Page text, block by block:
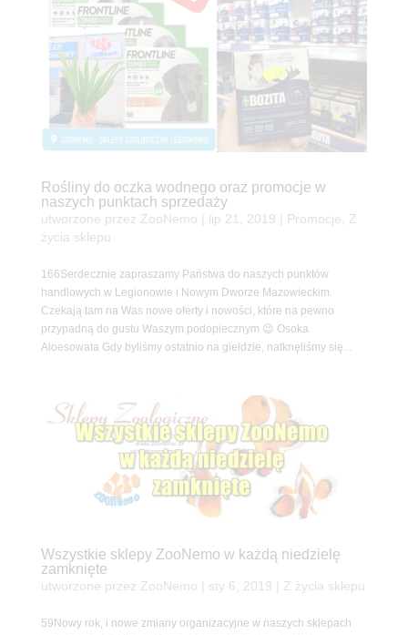
Rośliny do oczka wodnego oraz promocje w
naszych punktach sprzedaży
utworzone przez ZooNemo lip 21, 2019 Promocje
Z
życia sklepu
166Serdecznie zapraszamy Państwa do naszych punktów
handlowych w Legionowie i Nowym Dworze Mazowieckim.
Czekają tam na Was nowe oferty i nowości, które na pewno
przypadną do gustu Waszym podopiecznym 😉 Osoka
Aloesowata Gdy byliśmy ostatnio na giełdzie, natknęliśmy się...
Wszystkie sklepy ZooNemo w każdą niedzielę
zamknięte
utworzone przez ZooNemo sty 6, 2019 Z życia sklepu
59Nowy rok, i nowe zmiany organizacyjne w naszych sklepach